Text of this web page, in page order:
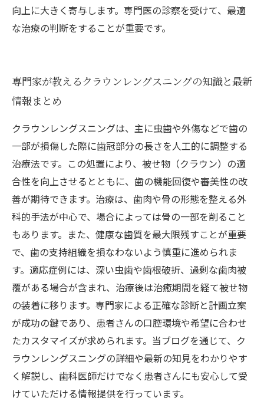
向上に大きく寄与します。専門医の診察を受けて、最適
な治療の判断をすることが重要です。
専門家が教えるクラウンレングスニングの知識と最新
情報まとめ
クラウンレングスニングは、主に虫歯や外傷などで歯の
一部が損傷した際に歯冠部分の長さを人工的に調整する
治療法です。この処置により、被せ物（クラウン）の適
合性を向上させるとともに、歯の機能回復や審美性の改
善が期待できます。治療は、歯肉や骨の形態を整える外
科的手法が中心で、場合によっては骨の一部を削ること
もあります。また、健康な歯質を最大限残すことが重要
で、歯の支持組織を損なわないよう慎重に進められま
す。適応症例には、深い虫歯や歯根破折、過剰な歯肉被
覆がある場合が含まれ、治療後は治癒期間を経て被せ物
の装着に移ります。専門家による正確な診断と計画立案
が成功の鍵であり、患者さんの口腔環境や希望に合わせ
たカスタマイズが求められます。当ブログを通じて、ク
ラウンレングスニングの詳細や最新の知見をわかりやす
く解説し、歯科医師だけでなく患者さんにも安心して受
けていただける情報提供を行っています。